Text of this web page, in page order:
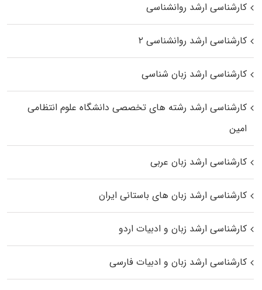
کارشناسی ارشد روانشناسی
کارشناسی ارشد روانشناسی ۲
کارشناسی ارشد زبان شناسی
کارشناسی ارشد رﺷﺘﻪ ﻫﺎی تخصصی داﻧﺸﮕﺎه ﻋﻠﻮم انتظامی
اﻣﻴﻦ
کارشناسی ارشد زبان عربی
کارشناسی ارشد زبان‌ های باستانی ایران
کارشناسی ارشد زبان و ادبیات اردو
کارشناسی ارشد زبان و ادبیات فارسی